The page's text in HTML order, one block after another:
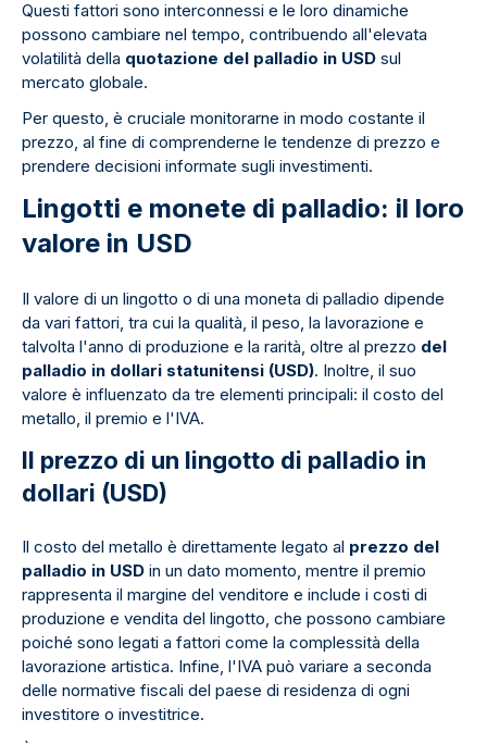
Questi fattori sono interconnessi e le loro dinamiche
possono cambiare nel tempo, contribuendo all'elevata
volatilità della quotazione del palladio in USD sul
mercato globale.
Per questo, è cruciale monitorarne in modo costante il
prezzo, al fine di comprenderne le tendenze di prezzo e
prendere decisioni informate sugli investimenti.
Lingotti e monete di palladio: il loro
valore in USD
Il valore di un lingotto o di una moneta di palladio dipende
da vari fattori, tra cui la qualità, il peso, la lavorazione e
talvolta l'anno di produzione e la rarità, oltre al prezzo del
palladio in dollari statunitensi (USD). Inoltre, il suo
valore è influenzato da tre elementi principali: il costo del
metallo, il premio e l'IVA.
Il prezzo di un lingotto di palladio in
dollari (USD)
Il costo del metallo è direttamente legato al prezzo del
palladio in USD in un dato momento, mentre il premio
rappresenta il margine del venditore e include i costi di
produzione e vendita del lingotto, che possono cambiare
poiché sono legati a fattori come la complessità della
lavorazione artistica. Infine, l'IVA può variare a seconda
delle normative fiscali del paese di residenza di ogni
investitore o investitrice.